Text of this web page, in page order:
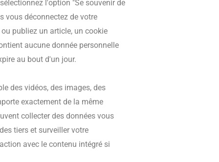
l'option "Se souvenir de
vous déconnectez de votre
publiez un article, un cookie
aucune donnée personnelle
au bout d'un jour.
des vidéos, des images, des
exactement de la même
collecter des données vous
tiers et surveiller votre
avec le contenu intégré si